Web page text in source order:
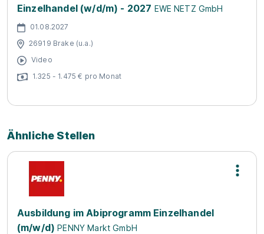
Einzelhandel (w/d/m) - 2027 EWE NETZ GmbH
01.08.2027
26919 Brake (u.a.)
Video
1.325 - 1.475 € pro Monat
Ähnliche Stellen
Ausbildung im Abiprogramm Einzelhandel
(m/w/d) PENNY Markt GmbH